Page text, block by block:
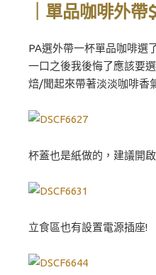
｜單品咖啡外帶
PA選外帶一杯單品咖啡選
一口之後我後悔了應該要
焙/聞起來帶著淡淡咖啡香
杯蓋也是紙做的，建議開
立食區也有設置電源插座!